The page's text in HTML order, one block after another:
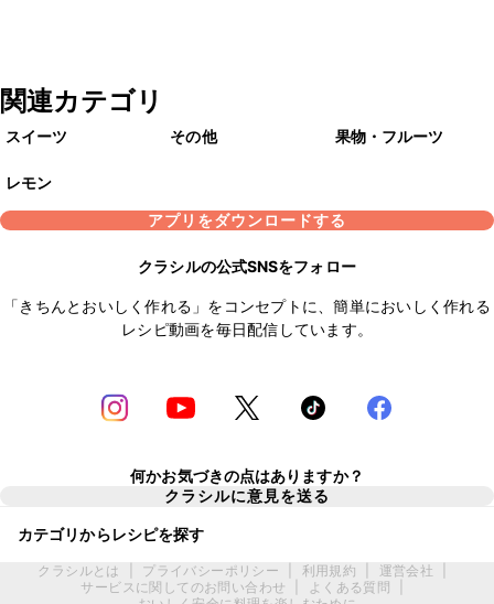
関連カテゴリ
スイーツ その他 果物・フルーツ
レモン
アプリをダウンロードする
クラシルの公式SNSをフォロー
「きちんとおいしく作れる」をコンセプトに、簡単においしく作れる
レシピ動画を毎日配信しています。
何かお気づきの点はありますか？
クラシルに意見を送る
カテゴリからレシピを探す
クラシルとは プライバシーポリシー 利用規約 運営会社
サービスに関してのお問い合わせ
よくある質問